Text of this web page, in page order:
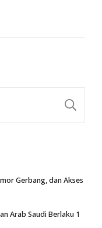
Gerbang, dan Akses
Arab Saudi Berlaku 1